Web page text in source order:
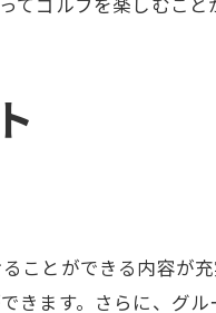
ことができる内容が
きます。さらに、グ